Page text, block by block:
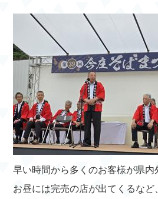
早い時間から多くのお客様が県内
お昼には完売の店が出てくるな